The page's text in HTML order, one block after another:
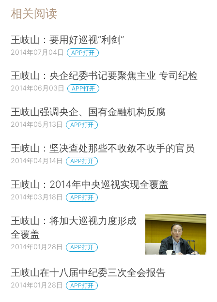
相关阅读
王岐山：要用好巡视“利剑”
2014年07月04日 APP打开
王岐山：央企纪委书记要聚焦主业 专司纪检
2014年06月03日 APP打开
王岐山强调央企、国有金融机构反腐
2014年05月13日 APP打开
王岐山：坚决查处那些不收敛不收手的官员
2014年04月14日 APP打开
王岐山：2014年中央巡视实现全覆盖
2014年03月18日 APP打开
王岐山：将加大巡视力度形成
全覆盖
2014年01月28日 APP打开
王岐山在十八届中纪委三次全会报告
2014年01月28日 APP打开